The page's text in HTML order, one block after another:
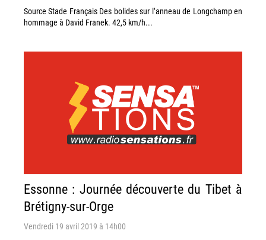
Source Stade Français Des bolides sur l’anneau de Longchamp en
hommage à David Franek. 42,5 km/h...
Essonne : Journée découverte du Tibet à
Brétigny-sur-Orge
Vendredi 19 avril 2019 à 14h00